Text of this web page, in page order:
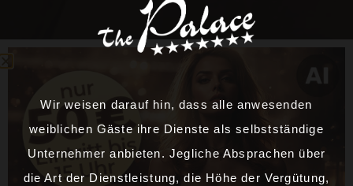
Wir weisen darauf hin, dass alle anwesenden
weiblichen Gäste ihre Dienste als selbstständige
Unternehmer anbieten. Jegliche Absprachen über
die Art der Dienstleistung, die Höhe der Vergütung,